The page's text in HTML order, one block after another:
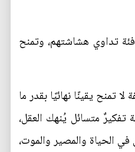
تداوي هشاشتهم، وتمنح
تمنح يقينًا نهائيًا بقدر ما
تفكيرٌ متسائل يُنهك العقل،
الحياة والمصير والموت،